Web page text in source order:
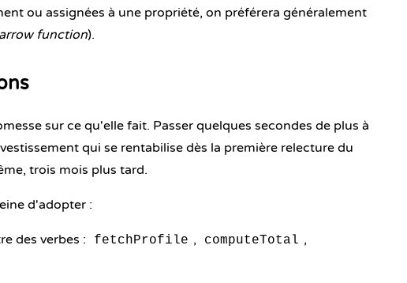
ou assignées à une propriété, on préférera généralement
arrow function).
sur ce qu'elle fait. Passer quelques secondes de plus à
qui se rentabilise dès la première relecture du
trois mois plus tard.
d'adopter :
des verbes : fetchProfile , computeTotal ,